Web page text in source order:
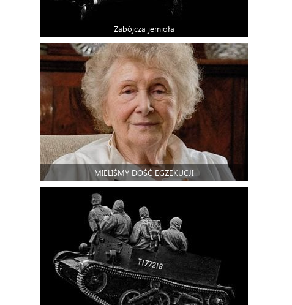
Zabójcza jemioła
MIELIŚMY DOŚĆ EGZEKUCJI